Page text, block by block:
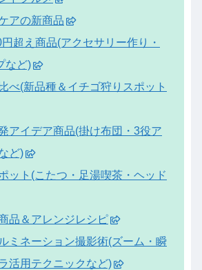
アの新商品
超え商品(アクセサリー作り・
など)
べ(新品種＆イチゴ狩りスポット
アイデア商品(掛け布団・3役ア
ど)
ット(こたつ・足湯喫茶・ヘッド
品＆アレンジレシピ
ミネーション撮影術(ズーム・瞬
活用テクニックなど)